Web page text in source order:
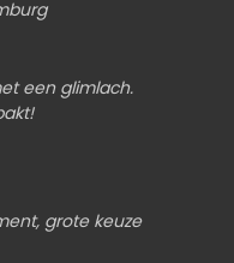
een glimlach.
grote keuze